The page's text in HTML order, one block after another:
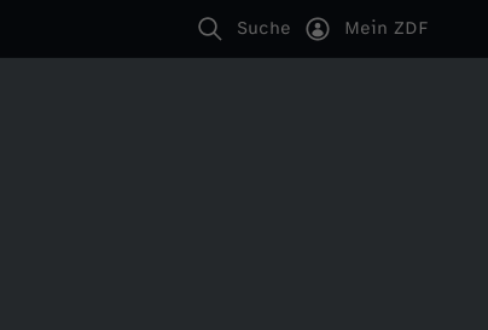
Suche Mein ZDF